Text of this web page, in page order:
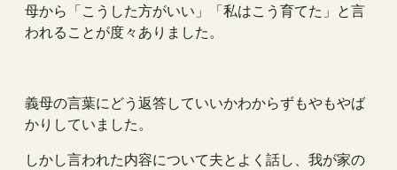
母から「こうした方がいい」「私はこう育てた」と言
われることが度々ありました。
義母の言葉にどう返答していいかわからずもやもやば
かりしていました。
しかし言われた内容について夫とよく話し、我が家の